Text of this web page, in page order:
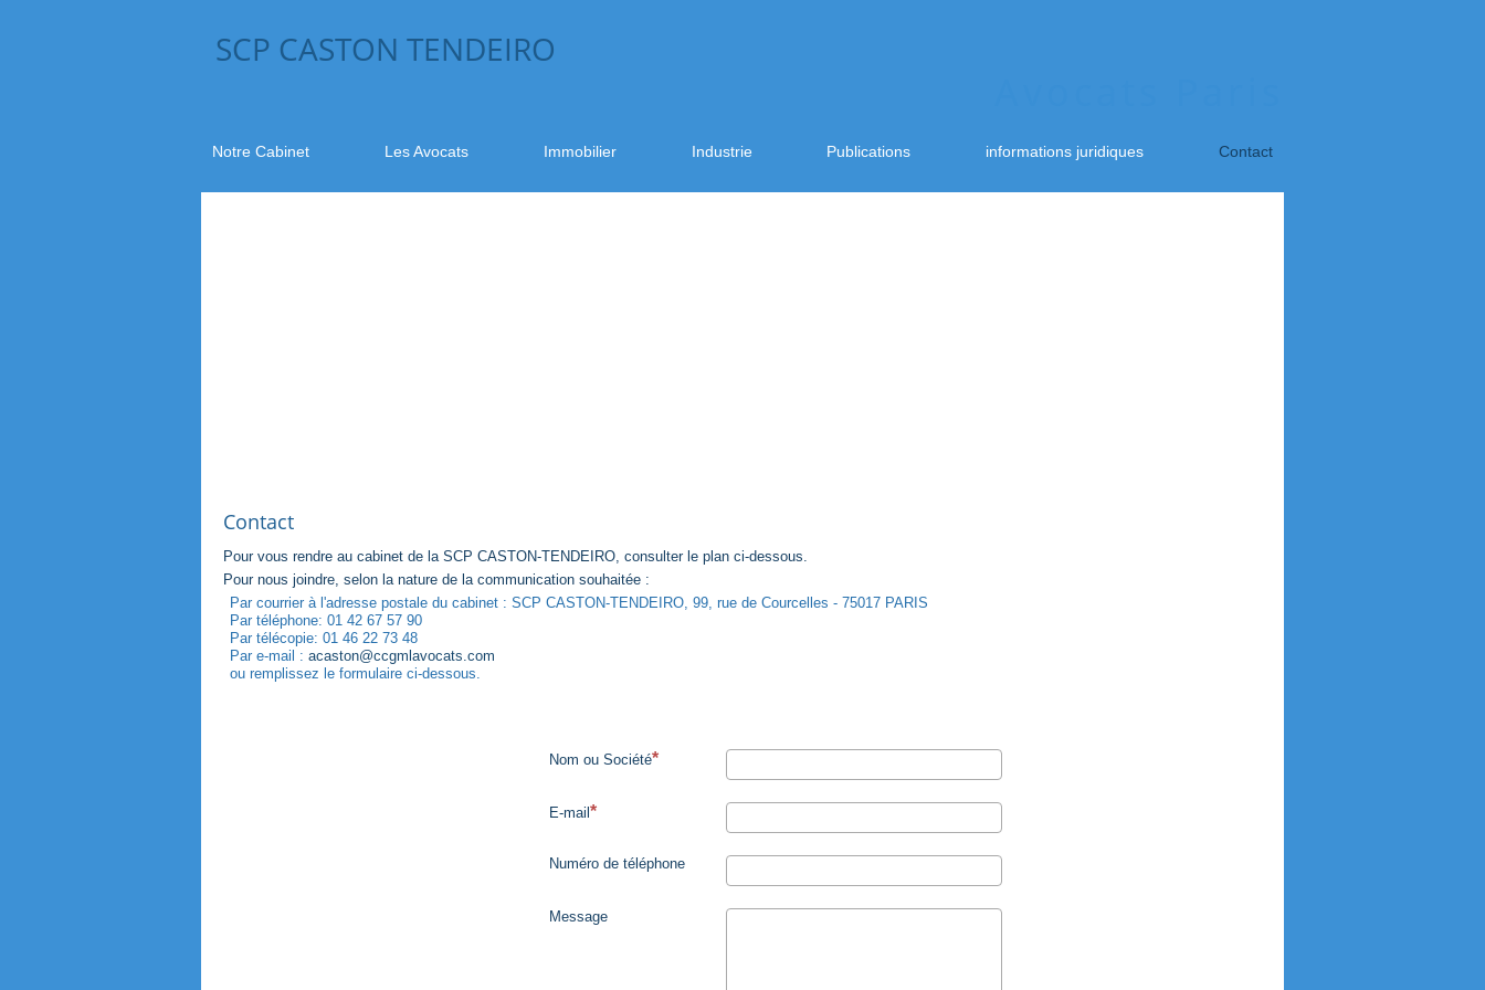
SCP CASTON TENDEIRO
Notre Cabinet Les Avocats Immobilier Industrie Publications informations juridiques Contact
Contact
Pour vous rendre au cabinet de la SCP CASTON-TENDEIRO, consulter le plan ci-dessous.
Pour nous joindre, selon la nature de la communication souhaitée :
Par courrier à l'adresse postale du cabinet : SCP CASTON-TENDEIRO, 99, rue de Courcelles - 75017 PARIS
Par téléphone: 01 42 67 57 90
Par télécopie: 01 46 22 73 48
Par e-mail : acaston@ccgmlavocats.com
ou remplissez le formulaire ci-dessous.
Nom ou Société
E-mail
Numéro de téléphone
Message